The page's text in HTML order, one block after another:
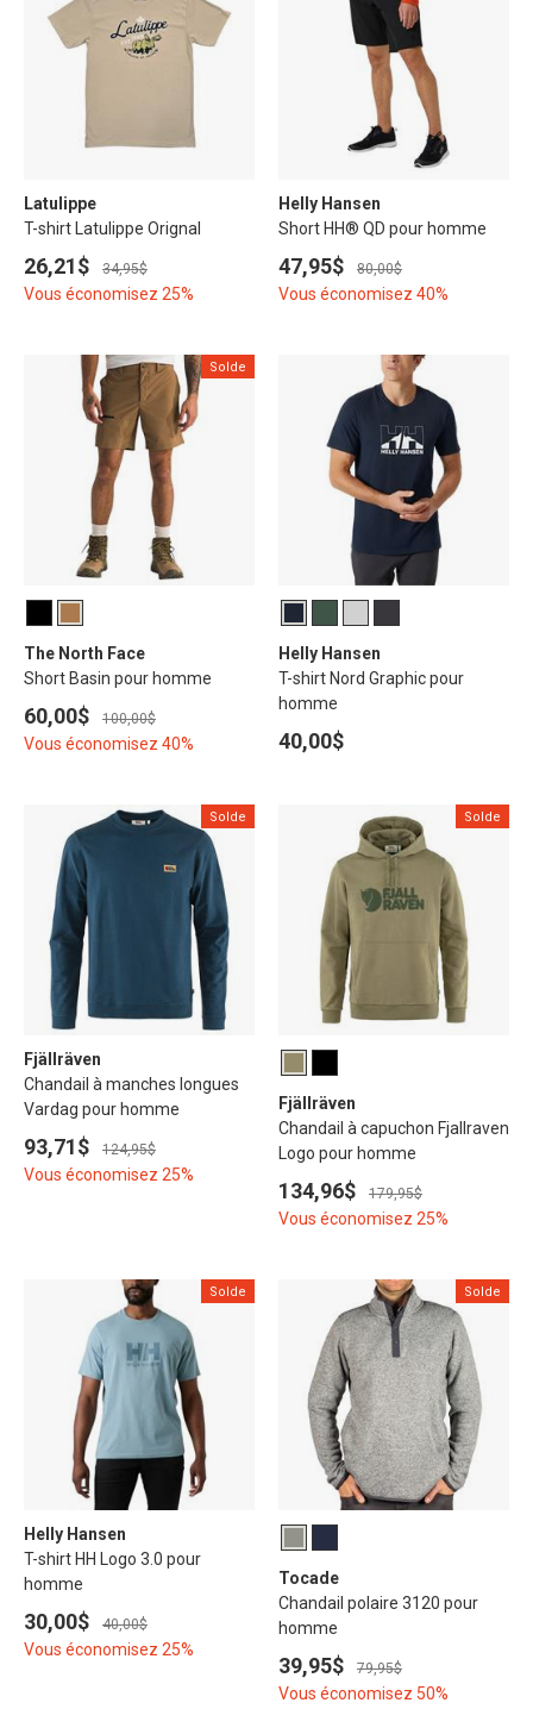
Latulippe
T-shirt Latulippe Orignal
26,21$ 34,95$
Vous économisez 25%
Helly Hansen
Short HH® QD pour homme
47,95$ 80,00$
Vous économisez 40%
Solde
The North Face
Short Basin pour homme
60,00$ 100,00$
Vous économisez 40%
Helly Hansen
T-shirt Nord Graphic pour
homme
40,00$
Solde
Fjällräven
Chandail à manches longues
Vardag pour homme
93,71$ 124,95$
Vous économisez 25%
Solde
Fjällräven
Chandail à capuchon Fjallraven
Logo pour homme
134,96$ 179,95$
Vous économisez 25%
Solde
Helly Hansen
T-shirt HH Logo 3.0 pour
homme
30,00$ 40,00$
Vous économisez 25%
Solde
Tocade
Chandail polaire 3120 pour
homme
39,95$ 79,95$
Vous économisez 50%